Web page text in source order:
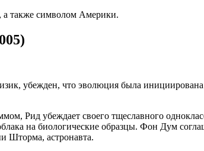
, а также символом Америки.
убежден, что эволюция была
Рид убеждает своего тщеславного
на биологические образцы. Фон Дум
Шторма, астронавта.